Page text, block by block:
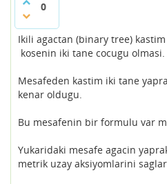
0
Ikili agactan (binary tree)
kosenin iki tane cocugu olmasi.
Mesafeden kastim iki tane
kenar oldugu.
Bu mesafenin bir formulu var
Yukaridaki mesafe agacin
metrik uzay aksiyomlarini